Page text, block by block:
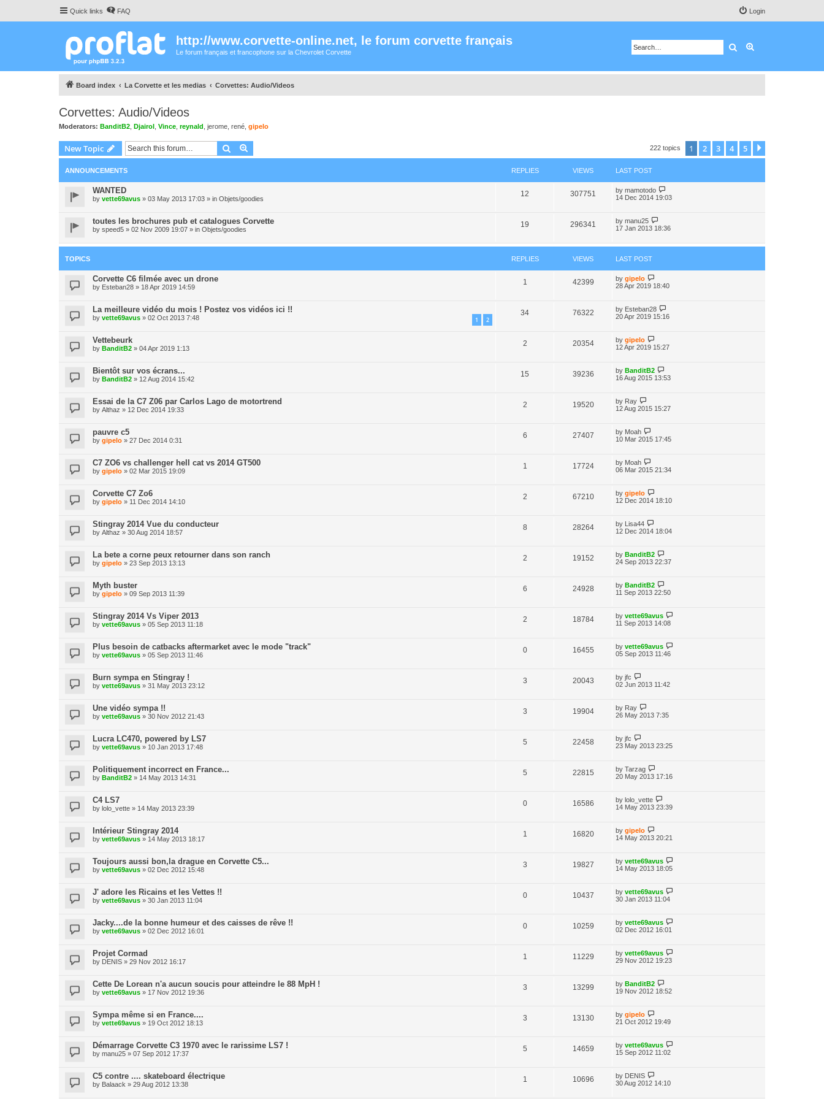
Quick links FAQ Login
http://www.corvette-online.net, le forum corvette français
Le forum français et francophone sur la Chevrolet Corvette Search
Board index La Corvette et les medias Corvettes: Audio/Videos
Corvettes: Audio/Videos
Moderators: BanditB2 Djairol Vince reynald jerome rené gipelo
New Topic Search 222 topics 1 2 3 4 5
ANNOUNCEMENTS REPLIES VIEWS LAST POST
WANTED
by vette69avus » 03 May 2013 17:03 » in Objets/goodies
12 307751 by mamotodo
14 Dec 2014 19:03
toutes les brochures pub et catalogues Corvette
by speed5 » 02 Nov 2009 19:07 » in Objets/goodies
19 296341 by manu25
17 Jan 2013 18:36
TOPICS REPLIES VIEWS LAST POST
Corvette C6 filmée avec un drone
by Esteban28 » 18 Apr 2019 14:59
1 42399 by gipelo
28 Apr 2019 18:40
La meilleure vidéo du mois ! Postez vos vidéos ici !!
by vette69avus » 02 Oct 2013 7:48 1 2
34 76322 by Esteban28
20 Apr 2019 15:16
Vettebeurk
by BanditB2 » 04 Apr 2019 1:13
2 20354 by gipelo
12 Apr 2019 15:27
Bientôt sur vos écrans...
by BanditB2 » 12 Aug 2014 15:42
15 39236 by BanditB2
16 Aug 2015 13:53
Essai de la C7 Z06 par Carlos Lago de motortrend
by Althaz » 12 Dec 2014 19:33
2 19520 by Ray
12 Aug 2015 15:27
pauvre c5
by gipelo » 27 Dec 2014 0:31
6 27407 by Moah
10 Mar 2015 17:45
C7 ZO6 vs challenger hell cat vs 2014 GT500
by gipelo » 02 Mar 2015 19:09
1 17724 by Moah
06 Mar 2015 21:34
Corvette C7 Zo6
by gipelo » 11 Dec 2014 14:10
2 67210 by gipelo
12 Dec 2014 18:10
Stingray 2014 Vue du conducteur
by Althaz » 30 Aug 2014 18:57
8 28264 by Lisa44
12 Dec 2014 18:04
La bete a corne peux retourner dans son ranch
by gipelo » 23 Sep 2013 13:13
2 19152 by BanditB2
24 Sep 2013 22:37
Myth buster
by gipelo » 09 Sep 2013 11:39
6 24928 by BanditB2
11 Sep 2013 22:50
Stingray 2014 Vs Viper 2013
by vette69avus » 05 Sep 2013 11:18
2 18784 by vette69avus
11 Sep 2013 14:08
Plus besoin de catbacks aftermarket avec le mode "track"
by vette69avus » 05 Sep 2013 11:46
0 16455 by vette69avus
05 Sep 2013 11:46
Burn sympa en Stingray !
by vette69avus » 31 May 2013 23:12
3 20043 by jfc
02 Jun 2013 11:42
Une vidéo sympa !!
by vette69avus » 30 Nov 2012 21:43
3 19904 by Ray
26 May 2013 7:35
Lucra LC470, powered by LS7
by vette69avus » 10 Jan 2013 17:48
5 22458 by jfc
23 May 2013 23:25
Politiquement incorrect en France...
by BanditB2 » 14 May 2013 14:31
5 22815 by Tarzag
20 May 2013 17:16
C4 LS7
by lolo_vette » 14 May 2013 23:39
0 16586 by lolo_vette
14 May 2013 23:39
Intérieur Stingray 2014
by vette69avus » 14 May 2013 18:17
1 16820 by gipelo
14 May 2013 20:21
Toujours aussi bon,la drague en Corvette C5...
by vette69avus » 02 Dec 2012 15:48
3 19827 by vette69avus
14 May 2013 18:05
J' adore les Ricains et les Vettes !!
by vette69avus » 30 Jan 2013 11:04
0 10437 by vette69avus
30 Jan 2013 11:04
Jacky....de la bonne humeur et des caisses de rêve !!
by vette69avus » 02 Dec 2012 16:01
0 10259 by vette69avus
02 Dec 2012 16:01
Projet Cormad
by DENIS » 29 Nov 2012 16:17
1 11229 by vette69avus
29 Nov 2012 19:23
Cette De Lorean n'a aucun soucis pour atteindre le 88 MpH !
by vette69avus » 17 Nov 2012 19:36
3 13299 by BanditB2
19 Nov 2012 18:52
Sympa même si en France....
by vette69avus » 19 Oct 2012 18:13
3 13130 by gipelo
21 Oct 2012 19:49
Démarrage Corvette C3 1970 avec le rarissime LS7 !
by manu25 » 07 Sep 2012 17:37
5 14659 by vette69avus
15 Sep 2012 11:02
C5 contre .... skateboard électrique
by Balaack » 29 Aug 2012 13:38
1 10696 by DENIS
30 Aug 2012 14:10